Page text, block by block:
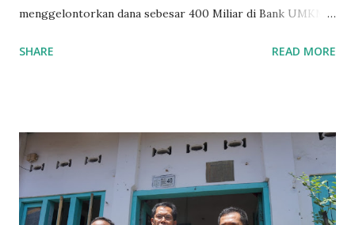
menggelontorkan dana sebesar 400 Miliar di Bank UMKM
UMKM di Jatim. Namun Chusainuddin,S.Sos Anggota Komisi
yang sebenarnya ada dana pinjaman lunak untuk mereka. "
Ketika saya menjalankan Reses di Blitar,Kediri dan
Tulungagung , banyak masyarakat sana tak mengetahui ada
dana pinjaman lunak di Bank UMKM untuk para pelaku
SHARE READ MORE